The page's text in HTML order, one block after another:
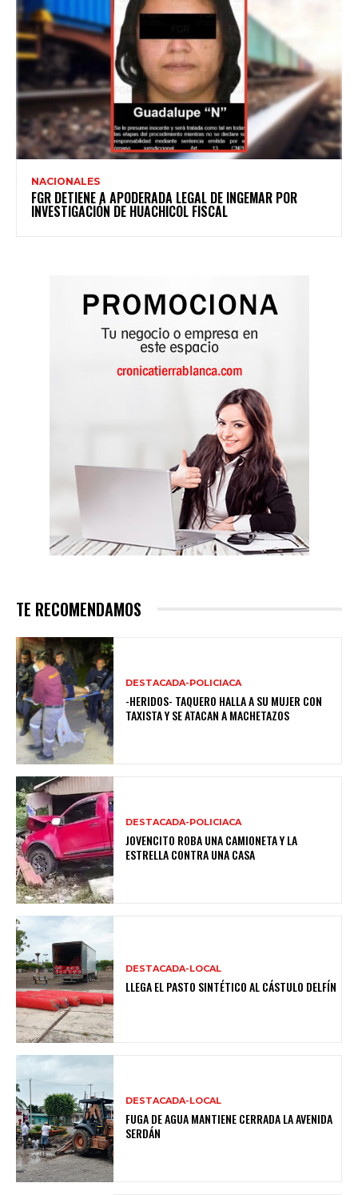
NACIONALES
FGR DETIENE A APODERADA LEGAL DE INGEMAR POR
INVESTIGACIÓN DE HUACHICOL FISCAL
TE RECOMENDAMOS
DESTACADA-POLICIACA
-HERIDOS- TAQUERO HALLA A SU MUJER CON
TAXISTA Y SE ATACAN A MACHETAZOS
DESTACADA-POLICIACA
JOVENCITO ROBA UNA CAMIONETA Y LA
ESTRELLA CONTRA UNA CASA
DESTACADA-LOCAL
LLEGA EL PASTO SINTÉTICO AL CÁSTULO DELFÍN
DESTACADA-LOCAL
FUGA DE AGUA MANTIENE CERRADA LA AVENIDA
SERDÁN